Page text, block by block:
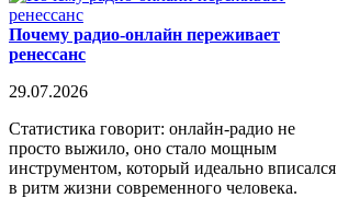
Почему радио-онлайн переживает
ренессанс
29.07.2026
Статистика говорит: онлайн-радио не
просто выжило, оно стало мощным
инструментом, который идеально вписался
в ритм жизни современного человека.